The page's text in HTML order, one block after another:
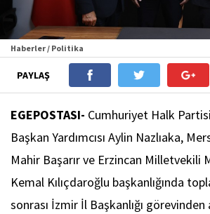
Haberler / Politika
PAYLAŞ
EGEPOSTASI- Cumhuriyet Halk
Başkan Yardımcısı Aylin Nazlıaka,
Mahir Başarır ve Erzincan Milletvekili
Kemal Kılıçdaroğlu başkanlığında
sonrası İzmir İl Başkanlığı görevinden